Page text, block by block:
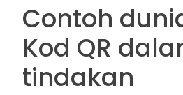
Contoh
Kod QR
tindakan